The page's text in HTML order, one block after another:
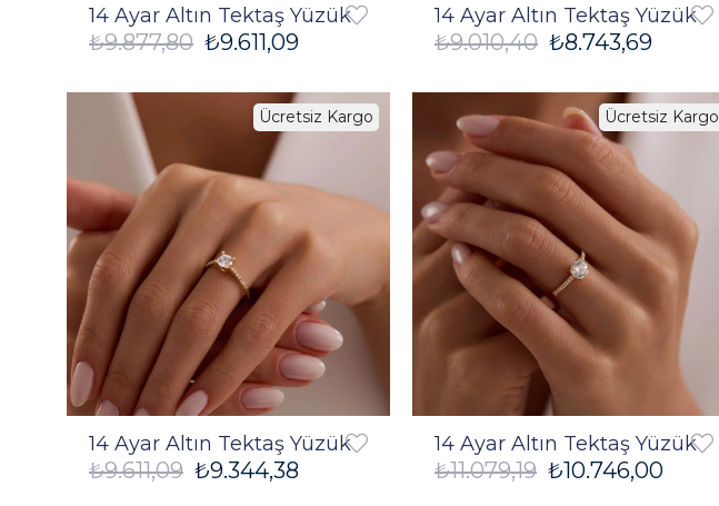
14 Ayar Altın Tektaş Yüzük
₺9.611,09
₺9.877,80
14 Ayar Altın Tektaş Yüzük
₺8.743,69
₺9.010,40
14 Ayar Altın Tektaş Yüzük
₺9.344,38
₺9.611,09
Ücretsiz Kargo
14 Ayar Altın Tektaş Yüzük
₺10.746,00
₺11.079,19
Ücretsiz Kargo